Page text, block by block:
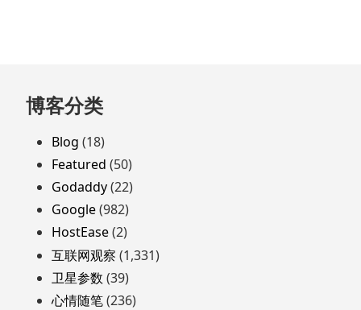
跳
至
页
脚
博客分类
Blog (18)
Featured (50)
Godaddy(22)
Google(982)
HostEase(2)
互联网观察 (1,331)
卫星参数 (39)
心情随笔(236)